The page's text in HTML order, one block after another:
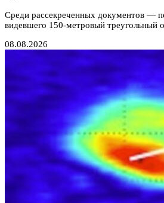
Среди рассекреченных документов —
видевшего 150-метровый треугольный
08.08.2026